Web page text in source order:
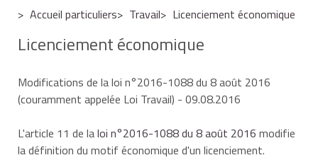
Accueil particuliers
Travail Licenciement économique
Licenciement économique
Modifications de la loi n°2016-1088 du 8 août 2016
(couramment appelée Loi Travail) - 09.08.2016
L'article 11 de laloi n°2016-1088 du 8 août 2016 modifie
la définition du motif économique d'un licenciement.